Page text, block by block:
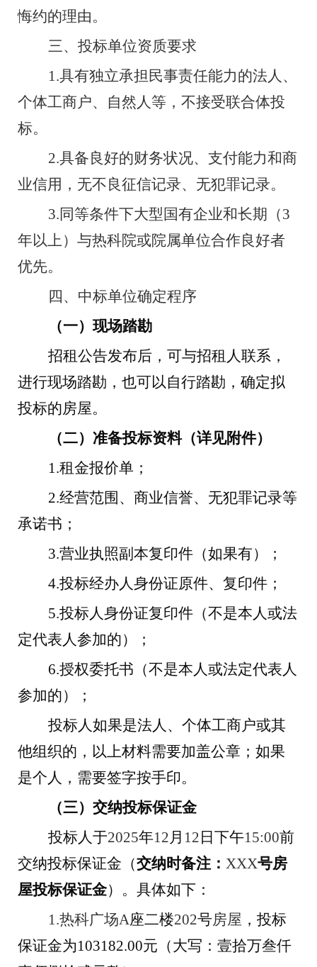
悔约的理由。
三、投标单位资质要求
1.具有独立承担民事责任能力的法人、
个体工商户、自然人等，不接受联合体投
标。
2.具备良好的财务状况、支付能力和商
业信用，无不良征信记录、无犯罪记录。
3.同等条件下大型国有企业和长期 （3
年以上） 与热科院或院属单位合作良好者
优先。
四、中标单位确定程序
（一）现场踏勘
招租公告发布后，可与招租人联系，
进行现场踏勘，也可以自行踏勘，确定拟
投标的房屋。
（二）准备投标资料（详见附件）
1.租金报价单；
2.经营范围、商业信誉、无犯罪记录等
承诺书；
3.营业执照副本复印件（如果有）；
4.投标经办人身份证原件、复印件；
5.投标人身份证复印件（不是本人或法
定代表人参加的）；
6.授权委托书（不是本人或法定代表人
参加的）；
投标人如果是法人、个体工商户或其
他组织的，以上材料需要加盖公章；如果
是个人，需要签字按手印。
（三）交纳投标保证金
投标人于2025年12月 12 日下午15:00前
交纳投标保证金（交纳时备注： XXX号房
屋投标保证金）。具体如下：
1.热科广场A座二楼202号房屋 ，投标
保证金为103182.00元（大写： 壹拾万叁仟